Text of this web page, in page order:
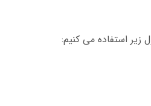
زیر استفاده می کنیم: